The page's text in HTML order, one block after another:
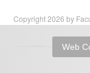
Copyright 2026 by
Web